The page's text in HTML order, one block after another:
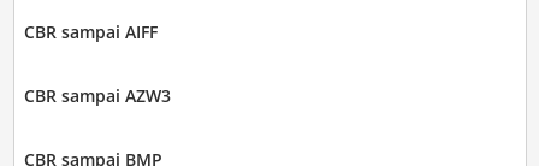
CBR sampai AIFF
CBR sampai AZW3
CBR sampai BMP